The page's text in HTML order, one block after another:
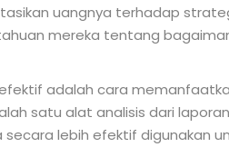
uangnya terhadap
mereka tentang
adalah cara
satu alat analisis dari laporan
secara lebih efektif digunakan